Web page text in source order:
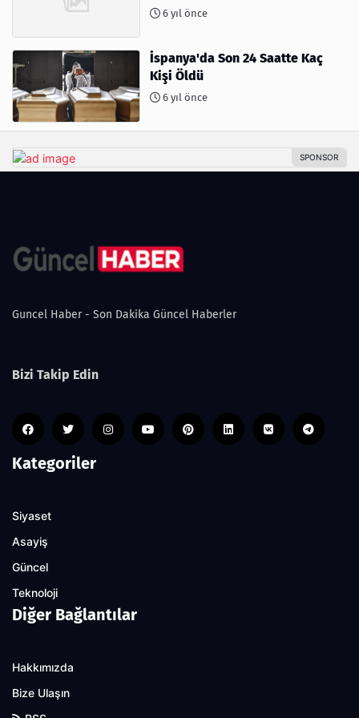
6 yıl önce
İspanya'da Son 24 Saatte Kaç
Kişi Öldü
6 yıl önce
Guncel Haber - Son Dakika Güncel Haberler
Bizi Takip Edin
Kategoriler
Siyaset
Asayiş
Güncel
Teknoloji
Diğer Bağlantılar
Hakkımızda
Bize Ulaşın